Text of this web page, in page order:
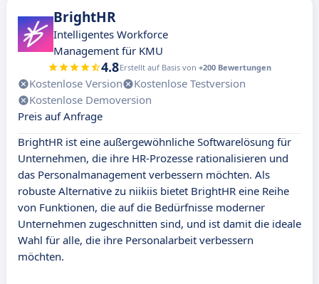
BrightHR
Intelligentes Workforce
Management für KMU
4.8Erstellt auf Basis von +200 Bewertungen
Kostenlose Version
Kostenlose Testversion
Kostenlose Demoversion
Preis auf Anfrage
BrightHR ist eine außergewöhnliche Softwarelösung für
Unternehmen, die ihre HR-Prozesse rationalisieren und
das Personalmanagement verbessern möchten. Als
robuste Alternative zu niikiis bietet BrightHR eine Reihe
von Funktionen, die auf die Bedürfnisse moderner
Unternehmen zugeschnitten sind, und ist damit die ideale
Wahl für alle, die ihre Personalarbeit verbessern
möchten.